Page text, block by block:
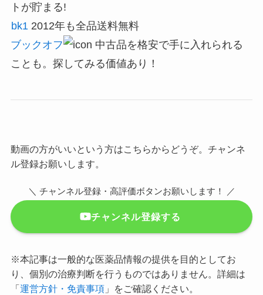
トが貯まる!
bk1 2012年も全品送料無料
ブックオフ
中古品を格安で手に入れられる
ことも。探してみる価値あり！
動画の方がいいという方はこちらからどうぞ。チャンネ
ル登録お願いします。
＼ チャンネル登録・高評価ボタンお願いします！ ／
チャンネル登録する
※本記事は一般的な医薬品情報の提供を目的としてお
り、個別の治療判断を行うものではありません。詳細は
「運営方針・免責事項」をご確認ください。